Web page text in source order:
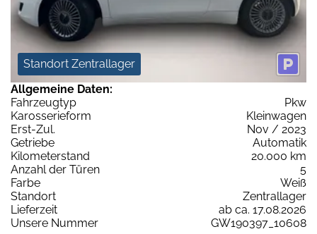
Standort Zentrallager
Allgemeine Daten:
Fahrzeugtyp
Pkw
Karosserieform
Kleinwagen
Erst-Zul.
Nov / 2023
Getriebe
Automatik
Kilometerstand
20.000 km
Anzahl der Türen
5
Farbe
Weiß
Standort
Zentrallager
Lieferzeit
ab ca. 17.08.2026
Unsere Nummer
GW190397_10608